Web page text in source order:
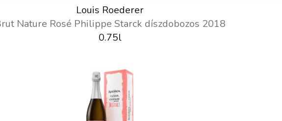
Louis Roederer
Nature Rosé Philippe Starck díszdobozos 2018
0.75l